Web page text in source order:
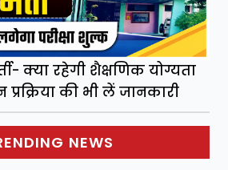
क्या रहेगी शैक्षणिक योग्यता
की भी लें जानकारी
NEWS